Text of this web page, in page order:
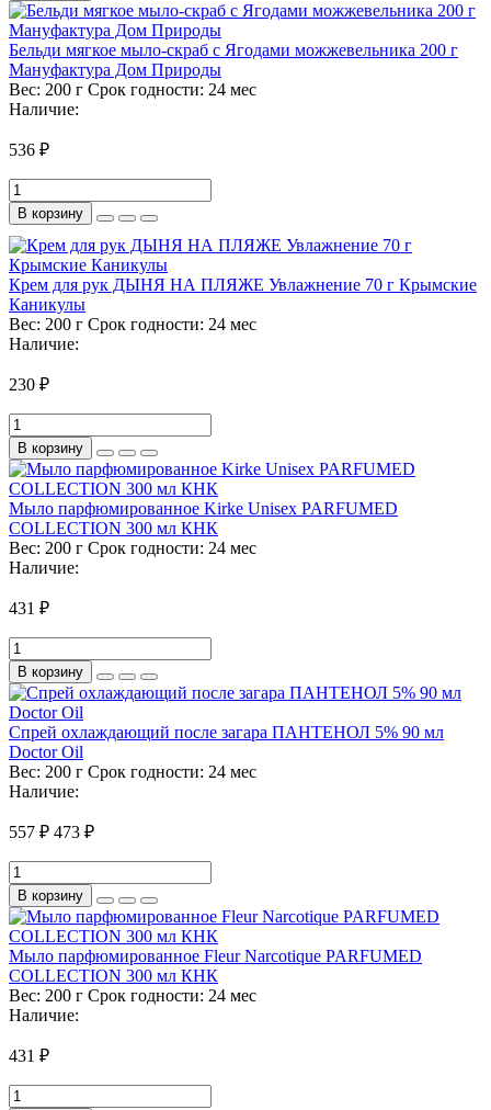
Бельди мягкое мыло-скраб с Ягодами можжевельника 200 г
Мануфактура Дом Природы
Вес: 200 г Срок годности: 24 мес
Наличие:
536 ₽
В корзину
Крем для рук ДЫНЯ НА ПЛЯЖЕ Увлажнение 70 г Крымские
Каникулы
Вес: 200 г Срок годности: 24 мес
Наличие:
230 ₽
В корзину
Мыло парфюмированное Kirke Unisex PARFUMED
COLLECTION 300 мл КНК
Вес: 200 г Срок годности: 24 мес
Наличие:
431 ₽
В корзину
Спрей охлаждающий после загара ПАНТЕНОЛ 5% 90 мл
Doctor Oil
Вес: 200 г Срок годности: 24 мес
Наличие:
557 ₽ 473 ₽
В корзину
Мыло парфюмированное Fleur Narcotique PARFUMED
COLLECTION 300 мл КНК
Вес: 200 г Срок годности: 24 мес
Наличие:
431 ₽